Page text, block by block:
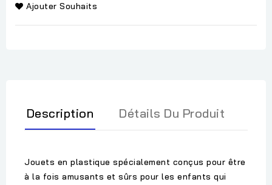
Ajouter Souhaits
Description Détails Du Produit
Jouets en plastique spécialement conçus pour être
à la fois amusants et sûrs pour les enfants qui